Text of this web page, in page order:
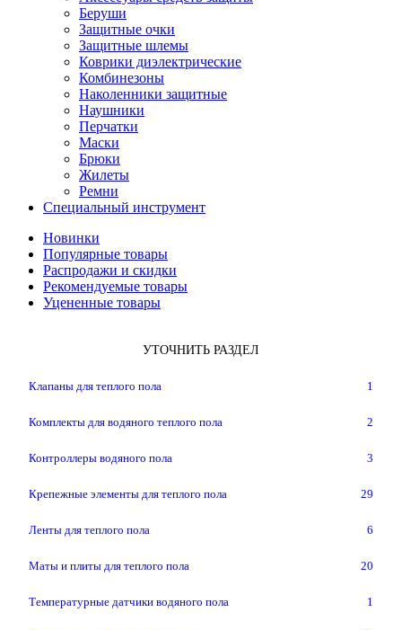
Беруши
Защитные очки
Защитные шлемы
Коврики диэлектрические
Комбинезоны
Наколенники защитные
Наушники
Перчатки
Маски
Брюки
Жилеты
Ремни
Специальный инструмент
Новинки
Популярные товары
Распродажи и скидки
Рекомендуемые товары
Уцененные товары
УТОЧНИТЬ РАЗДЕЛ
Клапаны для теплого пола 1
Комплекты для водяного теплого пола 2
Контроллеры водяного пола 3
Крепежные элементы для теплого пола 29
Ленты для теплого пола 6
Маты и плиты для теплого пола 20
Температурные датчики водяного пола 1